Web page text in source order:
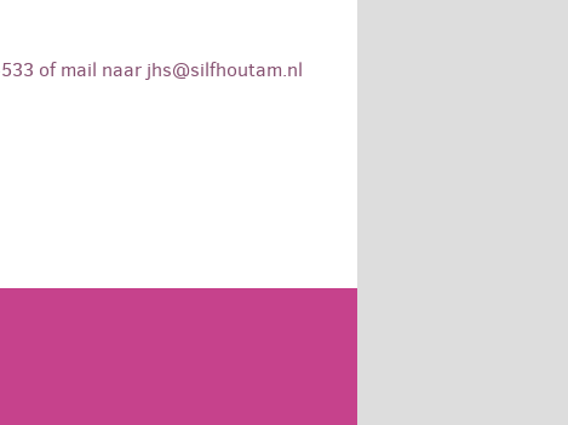
of mail naar jhs@silfhoutam.nl